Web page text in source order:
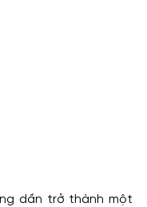
dần trở thành một